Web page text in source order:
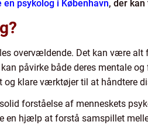
en psykolog i København, der
overvældende. Det kan være
påvirke både deres mentale
klare værktøjer til at håndtere
forståelse af menneskets
en hjælp at forstå samspillet